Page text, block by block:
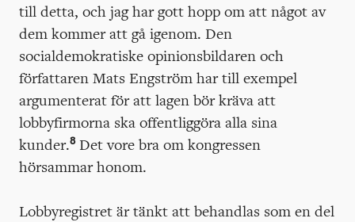
till detta, och jag har gott hopp om att något av
dem kommer att gå igenom. Den
socialdemokratiske opinionsbildaren och
författaren Mats Engström har till exempel
argumenterat för att lagen bör kräva att
lobbyfirmorna ska offentliggöra alla sina
kunder.8 Det vore bra om kongressen
hörsammar honom.
Lobbyregistret är tänkt att behandlas som en del